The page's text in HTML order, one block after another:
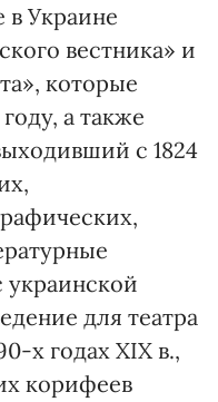
в Украине
вестника» и
которые
году, а также
с 1824
для театра
х годах XIX в.,
корифеев